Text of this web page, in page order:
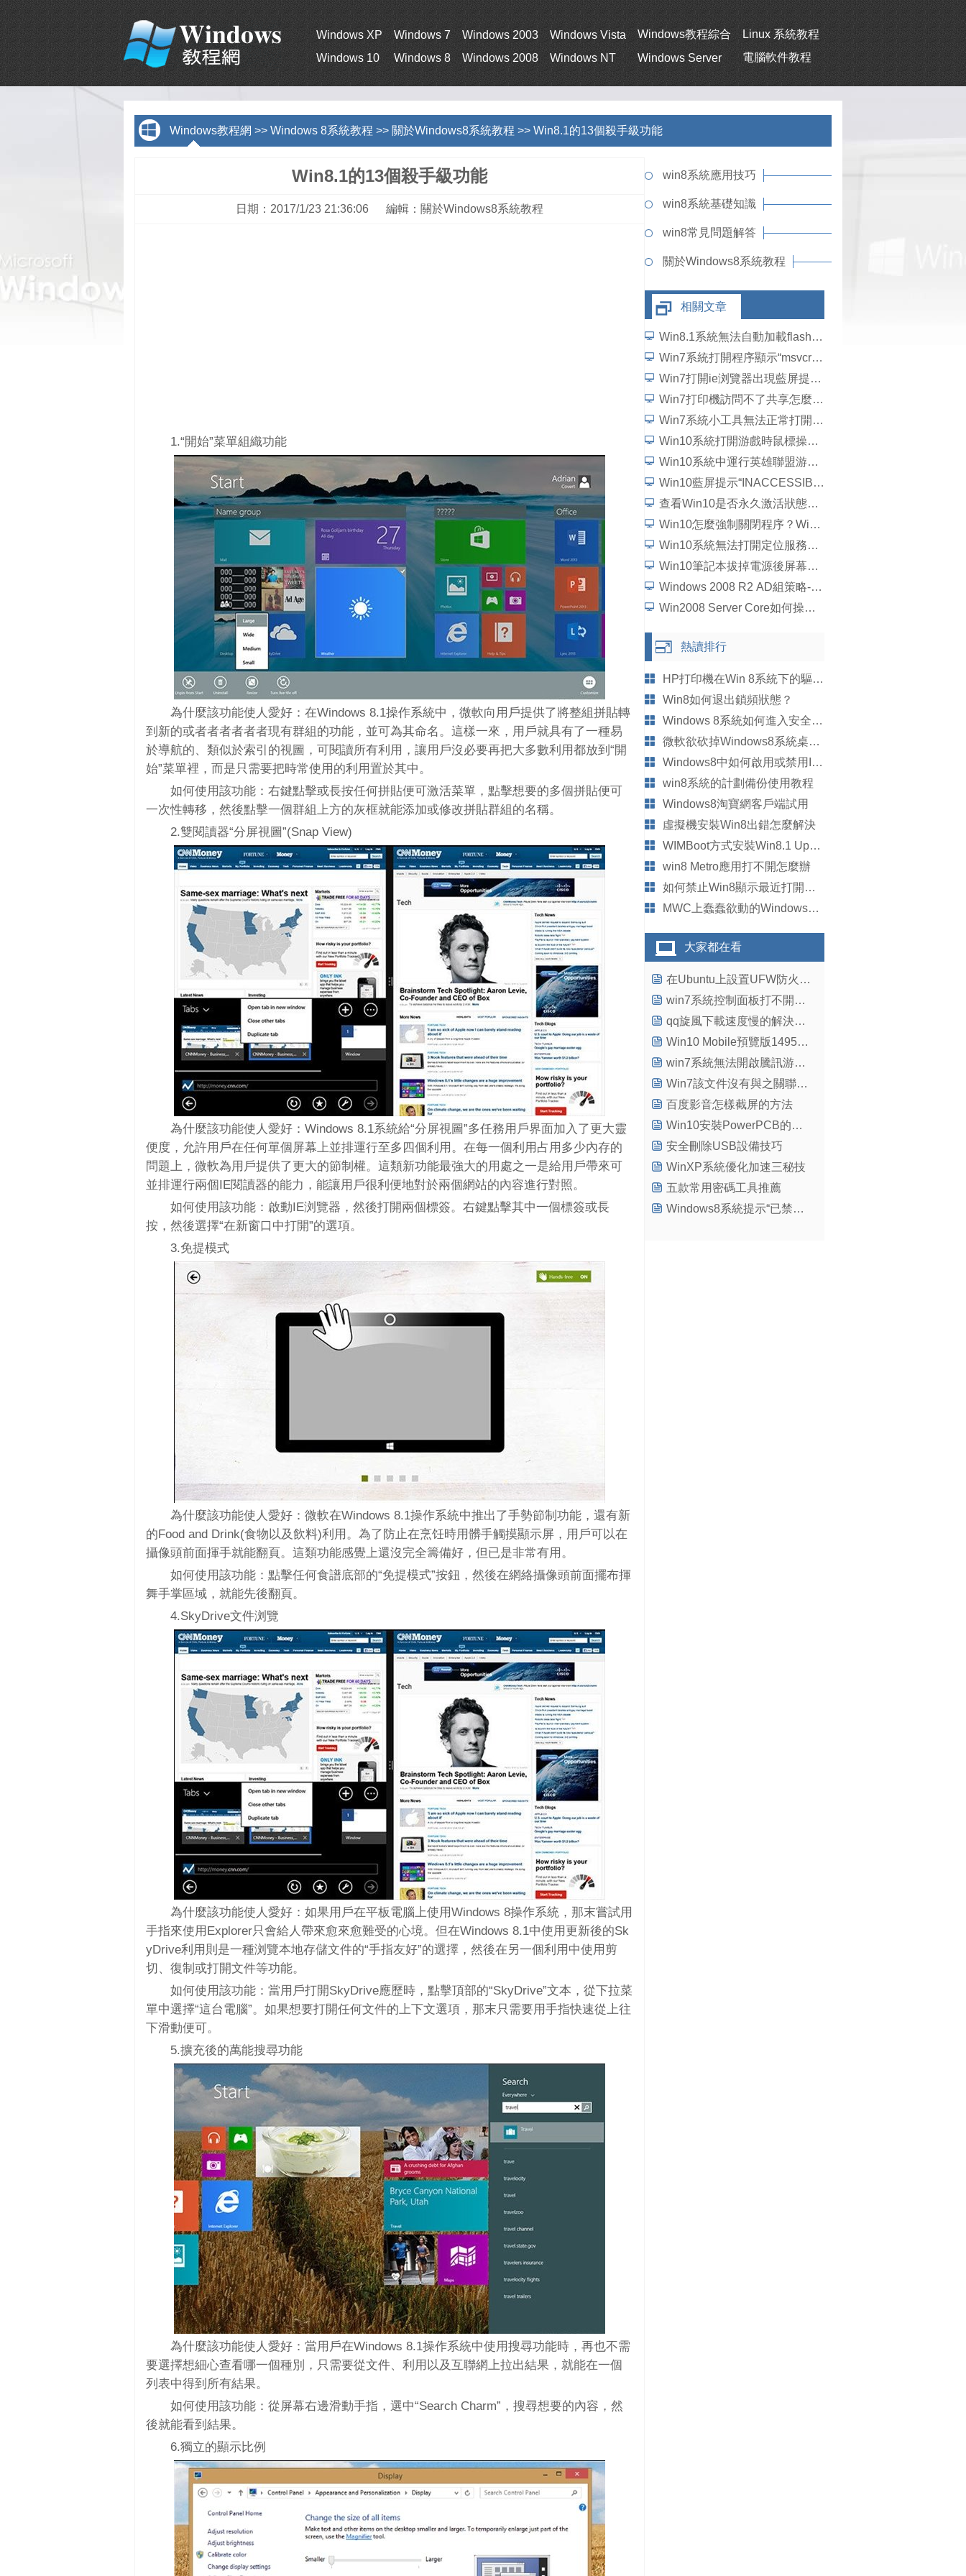
Windows XP Windows 7 Windows 2003 Windows Vista Windows教程綜合
Linux 系統教程
Windows 10
Windows 8 Windows 2008 Windows NT Windows Server 電腦軟件教程
Windows教程網 >> Windows 8系統教程 >> 關於Windows8系統教程 >> Win8.1的13個殺手級功能
Win8.1的13個殺手級功能
日期：2017/1/23 21:36:06 編輯：關於Windows8系統教程
1.“開始”菜單組織功能
為什麼該功能使人愛好：在Windows 8.1操作系統中，微軟向用戶提供了將整組拼貼轉
到新的或者者者者者者現有群組的功能，並可為其命名。這樣一來，用戶就具有了一種易
於導航的、類似於索引的視圖，可閱讀所有利用，讓用戶沒必要再把大多數利用都放到“開
始”菜單裡，而是只需要把時常使用的利用置於其中。
如何使用該功能：右鍵點擊或長按任何拼貼便可激活菜單，點擊想要的多個拼貼便可
一次性轉移，然後點擊一個群組上方的灰框就能添加或修改拼貼群組的名稱。
2.雙閱讀器“分屏視圖”(Snap View)
為什麼該功能使人愛好：Windows 8.1系統給“分屏視圖”多任務用戶界面加入了更大靈
便度，允許用戶在任何單個屏幕上並排運行至多四個利用。在每一個利用占用多少內存的
問題上，微軟為用戶提供了更大的節制權。這類新功能最強大的用處之一是給用戶帶來可
並排運行兩個IE閱讀器的能力，能讓用戶很利便地對於兩個網站的內容進行對照。
如何使用該功能：啟動IE浏覽器，然後打開兩個標簽。右鍵點擊其中一個標簽或長
按，然後選擇“在新窗口中打開”的選項。
3.免提模式
為什麼該功能使人愛好：微軟在Windows 8.1操作系統中推出了手勢節制功能，還有新
的Food and Drink(食物以及飲料)利用。為了防止在烹饪時用髒手觸摸顯示屏，用戶可以在
攝像頭前面揮手就能翻頁。這類功能感覺上還沒完全籌備好，但已是非常有用。
如何使用該功能：點擊任何食譜底部的“免提模式”按鈕，然後在網絡攝像頭前面擺布揮
舞手掌區域，就能先後翻頁。
4.SkyDrive文件浏覽
為什麼該功能使人愛好：如果用戶在平板電腦上使用Windows 8操作系統，那末嘗試用
手指來使用Explorer只會給人帶來愈來愈難受的心境。但在Windows 8.1中使用更新後的Sk
yDrive利用則是一種浏覽本地存儲文件的“手指友好”的選擇，然後在另一個利用中使用剪
切、復制或打開文件等功能。
如何使用該功能：當用戶打開SkyDrive應歷時，點擊頂部的“SkyDrive”文本，從下拉菜
單中選擇“這台電腦”。如果想要打開任何文件的上下文選項，那末只需要用手指快速從上往
下滑動便可。
5.擴充後的萬能搜尋功能
為什麼該功能使人愛好：當用戶在Windows 8.1操作系統中使用搜尋功能時，再也不需
要選擇想細心查看哪一個種別，只需要從文件、利用以及互聯網上拉出結果，就能在一個
列表中得到所有結果。
如何使用該功能：從屏幕右邊滑動手指，選中“Search Charm”，搜尋想要的內容，然
後就能看到結果。
6.獨立的顯示比例
win8系統應用技巧
win8系統基礎知識
win8常見問題解答
關於Windows8系統教程
相關文章
Win8.1系統無法自動加載flash插件如何解決？
Win7系統打開程序顯示“msvcrtd.dll丟失無法啟動程序”怎麼解決
Win7打開ie浏覽器出現藍屏提示“錯誤代碼c0000145”如何解決？
Win7打印機訪問不了共享怎麼辦？
Win7系統小工具無法正常打開如何解決？
Win10系統打開游戲時鼠標操作延遲了怎麼解決？
Win10系統中運行英雄聯盟游戲崩潰、閃退問題怎麼解決？
Win10藍屏提示“INACCESSIBLE_BOOT_DEVICE”怎麼處理？
查看Win10是否永久激活狀態的方法
Win10怎麼強制關閉程序？Win10強行關閉電腦程序的方法
Win10系統無法打開定位服務怎麼辦？
Win10筆記本拔掉電源後屏幕變暗如何解決？
Windows 2008 R2 AD組策略-統一域用戶桌面背景詳細圖文教程
Win2008 Server Core如何操作？5個步驟學會Win2008 Server Core操作
熱讀排行
HP打印機在Win 8系統下的驅動程序類型
Win8如何退出鎖頻狀態？
Windows 8系統如何進入安全模式技巧
微軟欲砍掉Windows8系統桌面小工具
Windows8中如何啟用或禁用IE保護模式
win8系統的計劃備份使用教程
Windows8淘寶網客戶端試用
虛擬機安裝Win8出錯怎麼解決
WIMBoot方式安裝Win8.1 Update方法
win8 Metro應用打不開怎麼辦
如何禁止Win8顯示最近打開的文件
MWC上蠢蠢欲動的Windows8 beta
大家都在看
在Ubuntu上設置UFW防火牆的步驟
win7系統控制面板打不開的原因和解決方法
qq旋風下載速度慢的解決方法
Win10 Mobile預覽版14951上手體驗和演示視頻
win7系統無法開啟騰訊游戲怎麼辦
Win7該文件沒有與之關聯的程序來執行操作怎麼辦
百度影音怎樣截屏的方法
Win10安裝PowerPCB的詳細教程
安全刪除USB設備技巧
WinXP系統優化加速三秘技
五款常用密碼工具推薦
Windows8系統提示“已禁用IME”有什麼影響